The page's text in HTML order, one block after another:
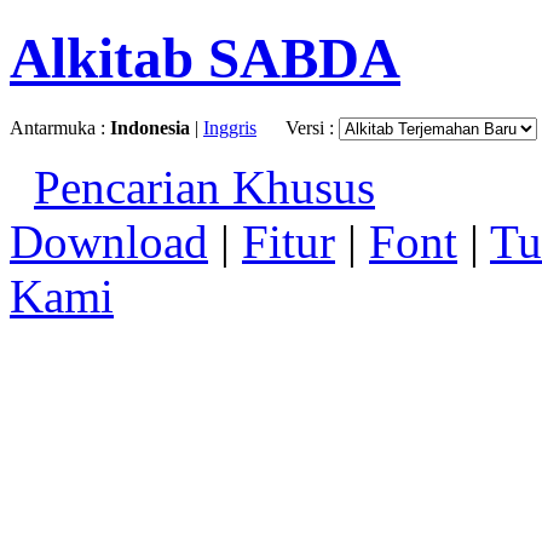
Alkitab SABDA
Antarmuka : Indonesia | Inggris Versi :
Pencarian Khusus
Download | Fitur | Font |
Kami